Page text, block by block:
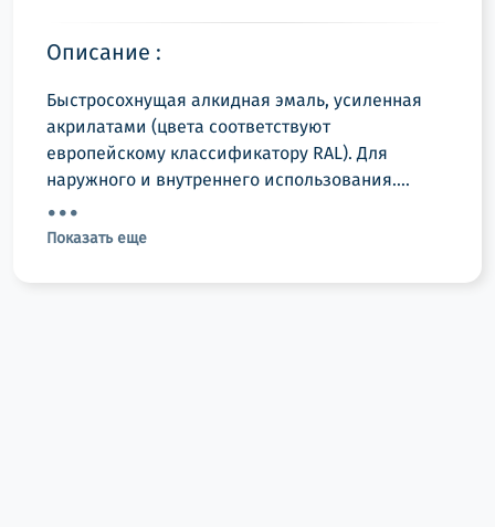
Описание :
Быстросохнущая алкидная эмаль, усиленная
акрилатами (цвета соответствуют
европейскому классификатору RAL). Для
наружного и внутреннего использования....
Показать еще